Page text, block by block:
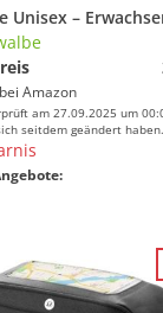
Amazon
am 27.09.2025 um
seitdem geändert haben.